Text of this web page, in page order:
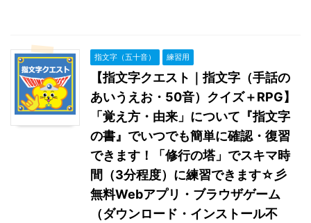
指文字（五十音） 練習用
【指文字クエスト｜指文字（手話の
あいうえお・50音）クイズ＋RPG】
「覚え方・由来」について『指文字
の書』でいつでも簡単に確認・復習
できます！「修行の塔」でスキマ時
間（3分程度）に練習できます☆彡
無料Webアプリ・ブラウザゲーム
（ダウンロード・インストール不